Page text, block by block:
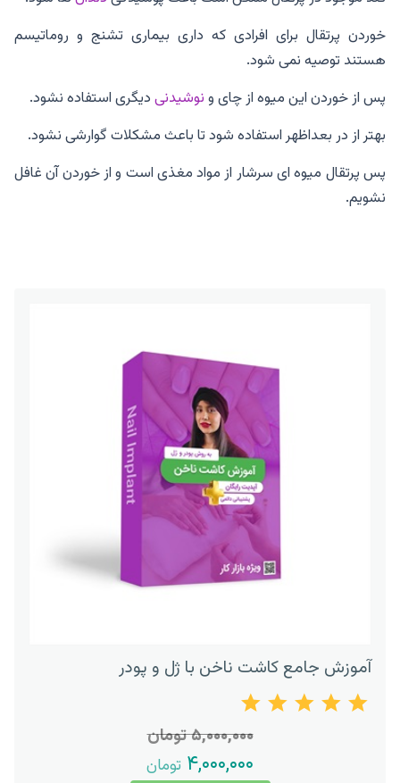
خوردن پرتقال برای افرادی که داری بیماری تشنج و روماتیسم
هستند توصیه نمی شود.
پس از خوردن این میوه از چای ونوشیدنیدیگری استفاده نشود.
بهتر از در بعداظهر استفاده شود تا باعث مشکلات گوارشی نشود.
پس پرتقال میوه ای سرشار از مواد مغذی است و از خوردن آن غافل
نشویم.
آموزش جامع کاشت ناخن با ژل و پودر
۵,۰۰۰,۰۰۰ تومان
۴,۰۰۰,۰۰۰ تومان